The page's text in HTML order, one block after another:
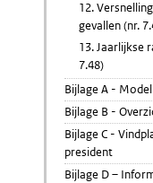
12.
gevallen (nr.
13. Jaarlijkse
7.48)
Bijlage A -
Bijlage B -
Bijlage C -
president
Bijlage D –